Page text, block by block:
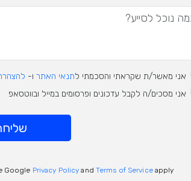
אני מאשר/ת שקראתי והסכמתי לתנאי האתר ו-
אני מסכים/ה לקבל עדכונים ופרסומים במייל ובווטסאפ
Google Privacy Policy and Terms of Serviceapply.